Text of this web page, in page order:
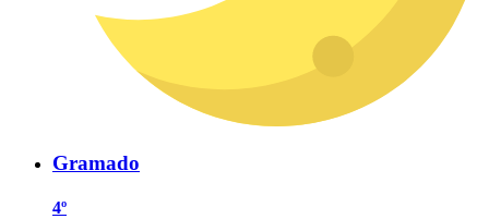
Gramado
4º